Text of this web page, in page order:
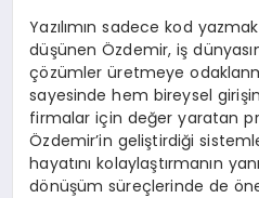
Yazılımın sadece kod
düşünen Özdemir, iş
çözümler üretmeye
sayesinde hem bireysel
firmalar için değer yaratan
Özdemir’in geliştirdiği
hayatını kolaylaştırmanın
dönüşüm süreçlerinde de